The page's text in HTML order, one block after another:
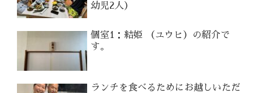
幼児2人）
個室1：結姫 （ユウヒ）の紹介で
す。
ランチを食べるためにお越しいただ